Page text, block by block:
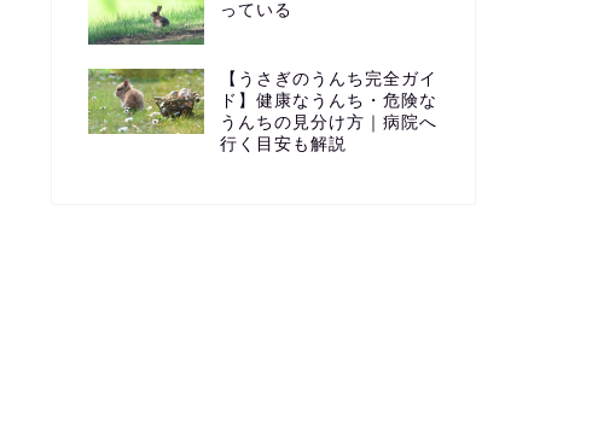
っている
【うさぎのうんち完全ガイ
ド】健康なうんち・危険な
うんちの見分け方｜病院へ
行く目安も解説